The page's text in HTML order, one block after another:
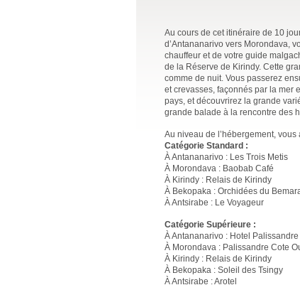
Au cours de cet itinéraire de 10
d’Antananarivo vers Morondava,
chauffeur et de votre guide
de la Réserve de Kirindy. Cette
comme de nuit. Vous passerez
et crevasses, façonnés par la mer
pays, et découvrirez la grande
grande balade à la rencontre des
Au niveau de l’hébergement,
Catégorie Standard :
À Antananarivo : Les Trois Metis
À Morondava : Baobab Café
À Kirindy : Relais de Kirindy
À Bekopaka : Orchidées du
À Antsirabe : Le Voyageur
Catégorie Supérieure :
À Antananarivo : Hotel Palissandre
À Morondava : Palissandre Cote
À Kirindy : Relais de Kirindy
À Bekopaka : Soleil des Tsingy
À Antsirabe : Arotel